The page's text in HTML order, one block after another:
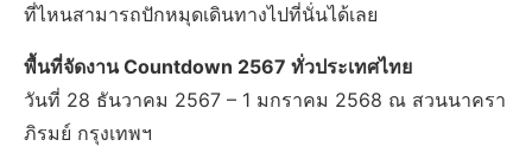
ที่ไหนสามารถปักหมุดเดินทางไปที่นั่นได้เลย
พื้นที่จัดงาน Countdown 2567 ทั่วประเทศไทย
วันที่ 28 ธันวาคม 2567 – 1 มกราคม 2568 ณ สวนนาครา
ภิรมย์ กรุงเทพฯ